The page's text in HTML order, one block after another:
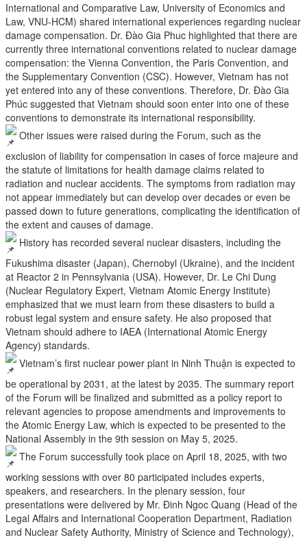
International and Comparative Law, University of Economics and
Law, VNU-HCM) shared international experiences regarding nuclear
damage compensation. Dr. Đào Gia Phuc highlighted that there are
currently three international conventions related to nuclear damage
compensation: the Vienna Convention, the Paris Convention, and
the Supplementary Convention (CSC). However, Vietnam has not
yet entered into any of these conventions. Therefore, Dr. Đào Gia
Phúc suggested that Vietnam should soon enter into one of these
conventions to demonstrate its international responsibility.
Other issues were raised during the Forum, such as the
exclusion of liability for compensation in cases of force majeure and
the statute of limitations for health damage claims related to
radiation and nuclear accidents. The symptoms from radiation may
not appear immediately but can develop over decades or even be
passed down to future generations, complicating the identification of
the extent and causes of damage.
History has recorded several nuclear disasters, including the
Fukushima disaster (Japan), Chernobyl (Ukraine), and the incident
at Reactor 2 in Pennsylvania (USA). However, Dr. Le Chi Dung
(Nuclear Regulatory Expert, Vietnam Atomic Energy Institute)
emphasized that we must learn from these disasters to build a
robust legal system and ensure safety. He also proposed that
Vietnam should adhere to IAEA (International Atomic Energy
Agency) standards.
Vietnam’s first nuclear power plant in Ninh Thuận is expected to
be operational by 2031, at the latest by 2035. The summary report
of the Forum will be finalized and submitted as a policy report to
relevant agencies to propose amendments and improvements to
the Atomic Energy Law, which is expected to be presented to the
National Assembly in the 9th session on May 5, 2025.
The Forum successfully took place on April 18, 2025, with two
working sessions with over 80 participated includes experts,
speakers, and researchers. In the plenary session, four
presentations were delivered by Mr. Đinh Ngoc Quang (Head of the
Legal Affairs and International Cooperation Department, Radiation
and Nuclear Safety Authority, Ministry of Science and Technology),